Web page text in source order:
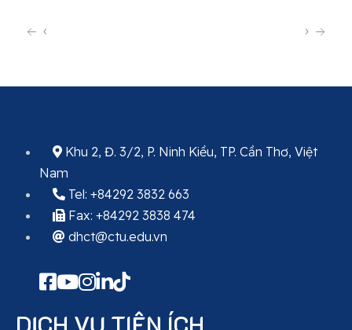
‹ ›
Khu 2, Đ. 3/2, P. Ninh Kiều, TP. Cần Thơ, Việt
Nam
Tel: +84292 3832 663
Fax: +84292 3838 474
dhct@ctu.edu.vn